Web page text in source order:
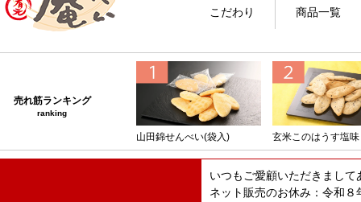
こだわり 商品一覧
売れ筋ランキング
ranking
山田錦せんべい(袋入) 玄米このはうす塩味
いつもご愛顧いただきまし
ネット販売のお休み：令和